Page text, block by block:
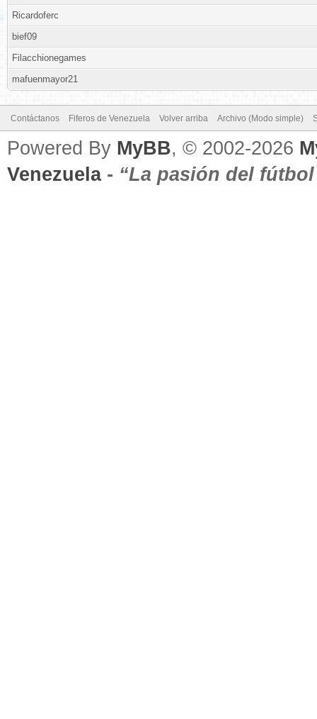
Ricardoferc
bief09
Filacchionegames
mafuenmayor21
Contáctanos Fiferos de Venezuela Volver arriba Archivo (Modo simple)
Powered By MyBB, © 2002-2026
Venezuela- “La pasión del